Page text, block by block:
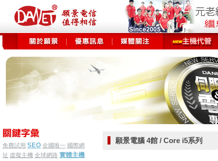
免費試用 SEO 全國唯一 國際網
址 虛擬主機 全球網路 實體主機
願景電腦 4館 / Core i5系列